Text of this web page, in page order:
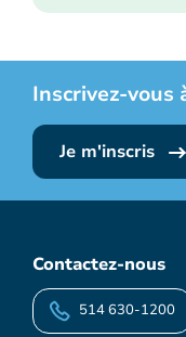
Inscrivez-vous
Je m'inscris
Contactez-nous
514 630-1200